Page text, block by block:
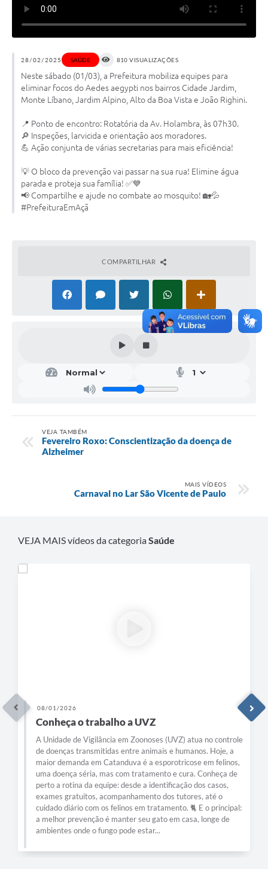
Carta de Serviços
Obras
Galeria de Vídeos
Projetos
Links
Telefones Úteis
A Prefeitura
Enquete
Jornal
28/02/2025 SAÚDE 810 VISUALIZAÇÕES
Neste sábado (01/03), a Prefeitura mobiliza equipes para
eliminar focos do Aedes aegypti nos bairros Cidade Jardim,
Monte Líbano, Jardim Alpino, Alto da Boa Vista e João Righini.
📍 Ponto de encontro: Rotatória da Av. Holambra, às 07h30.
🔎 Inspeções, larvicida e orientação aos moradores.
💪 Ação conjunta de várias secretarias para mais eficiência!
💡 O bloco da prevenção vai passar na sua rua! Elimine água
parada e proteja sua família! ✅💙
📢 Compartilhe e ajude no combate ao mosquito! 🏡💦
#PrefeituraEmAçã
COMPARTILHAR
VEJA TAMBÉM
Fevereiro Roxo: Conscientização da doença de
Alzheimer
MAIS VÍDEOS
Carnaval no Lar São Vicente de Paulo
VEJA MAIS vídeos da categoriaSaúde
08/01/2026
Conheça o trabalho a UVZ
A Unidade de Vigilância em Zoonoses (UVZ) atua no controle
de doenças transmitidas entre animais e humanos. Hoje, a
maior demanda em Catanduva é a esporotricose em felinos,
uma doença séria, mas com tratamento e cura. Conheça de
perto a rotina da equipe: desde a identificação dos casos,
exames gratuitos, acompanhamento dos tutores, até o
cuidado diário com os felinos em tratamento. 🐈 E o principal:
a melhor prevenção é manter seu gato em casa, longe de
ambientes onde o fungo pode estar...